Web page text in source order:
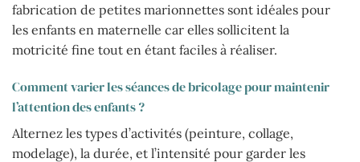
fabrication de petites marionnettes sont idéales pour
les enfants en maternelle car elles sollicitent la
motricité fine tout en étant faciles à réaliser.
Comment varier les séances de bricolage pour maintenir
l’attention des enfants ?
Alternez les types d’activités (peinture, collage,
modelage), la durée, et l’intensité pour garder les